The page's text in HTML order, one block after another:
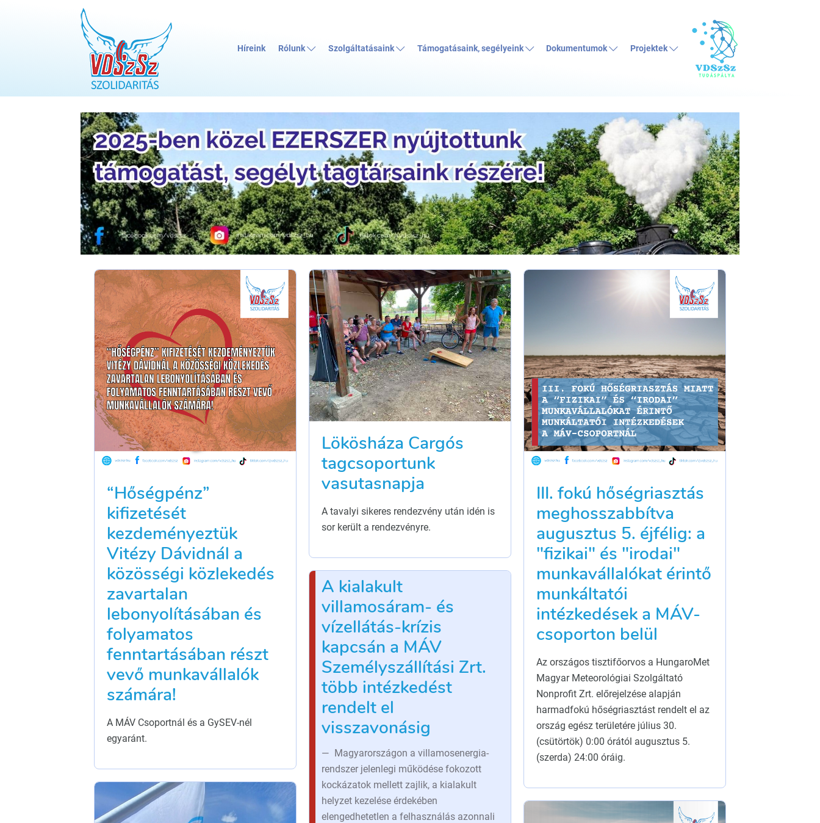
Híreink Rólunk Szolgáltatásaink Támogatásaink, segélyeink Dokumentumok Projektek
Előző Következő
“Hőségpénz”
kifizetését
kezdeményeztük
Vitézy Dávidnál a
közösségi közlekedés
zavartalan
lebonyolításában és
folyamatos
fenntartásában részt
vevő munkavállalók
számára!
A MÁV Csoportnál és a GySEV-nél
egyaránt.
Lökösháza Cargós
tagcsoportunk
vasutasnapja
A tavalyi sikeres rendezvény után idén is
sor került a rendezvényre.
III. fokú hőségriasztás
meghosszabbítva
augusztus 5. éjfélig: a
"fizikai" és "irodai"
munkavállalókat érintő
munkáltatói
intézkedések a MÁV-
csoporton belül
Az országos tisztifőorvos a HungaroMet
Magyar Meteorológiai Szolgáltató
Nonprofit Zrt. előrejelzése alapján
harmadfokú hőségriasztást rendelt el az
ország egész területére július 30.
(csütörtök) 0:00 órától augusztus 5.
(szerda) 24:00 óráig.
A kialakult
villamosáram- és
vízellátás-krízis
kapcsán a MÁV
Személyszállítási Zrt.
több intézkedést
rendelt el
visszavonásig
Magyarországon a villamosenergia-
rendszer jelenlegi működése fokozott
kockázatok mellett zajlik, a kialakult
helyzet kezelése érdekében
elengedhetetlen a felhasználás azonnali